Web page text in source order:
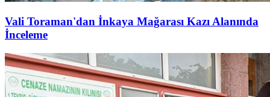
Vali Toraman'dan İnkaya Mağarası Kazı Alanında
İnceleme